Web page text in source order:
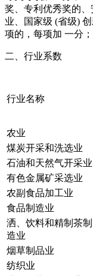
奖、专利优秀奖的
业、国家级 (省级)
项的，每项加 一分
二、行业系数
行业名称
农业
煤炭开采和洗选业
石油和天然气开采业
有色金属矿采选业
农副食品加工业
食品制造业
洒、饮料和精制茶制
造业
烟草制品业
纺织业